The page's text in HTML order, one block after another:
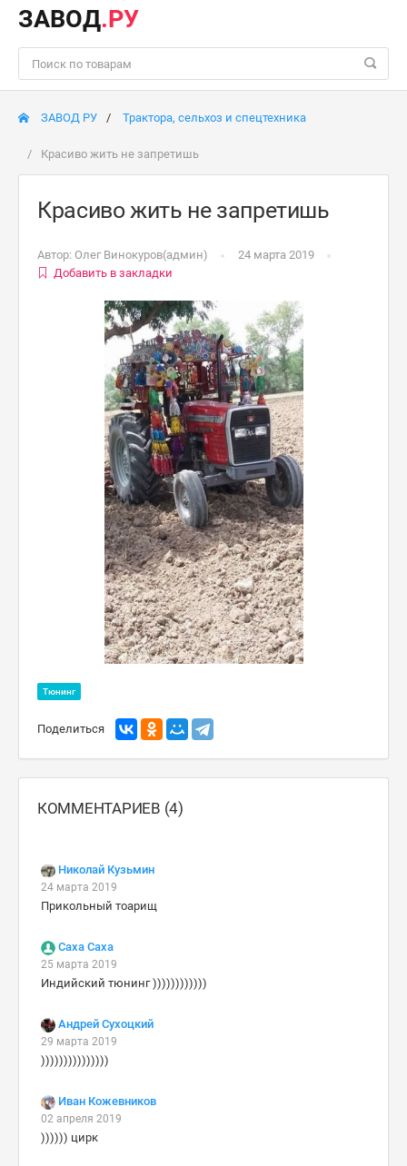
ЗАВОД.РУ
ЗАВОД РУ Трактора, сельхоз и спецтехника
Красиво жить не запретишь
Красиво жить не запретишь
Автор: Олег Винокуров(админ)
24 марта 2019
Добавить в закладки
Тюнинг
Поделиться
КОММЕНТАРИЕВ (4)
Николай Кузьмин
24 марта 2019
Прикольный тоарищ
Саха Саха
25 марта 2019
Индийский тюнинг ))))))))))))
Андрей Сухоцкий
29 марта 2019
)))))))))))))))
Иван Кожевников
02 апреля 2019
)))))) цирк